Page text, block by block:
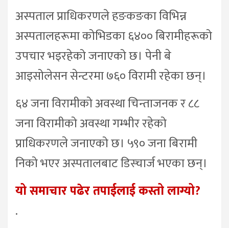
अस्पताल प्राधिकरणले हङकङका विभिन्न
अस्पतालहरूमा कोभिडका ६४०० बिरामीहरूको
उपचार भइरहेको जनाएको छ। पेनी बे
आइसोलेसन सेन्टरमा ७६० विरामी रहेका छन्।
६४ जना विरामीको अवस्था चिन्ताजनक र ८८
जना विरामीको अवस्था गम्भीर रहेको
प्राधिकरणले जनाएको छ। ५९० जना बिरामी
निको भएर अस्पतालबाट डिस्चार्ज भएका छन्।
यो समाचार पढेर तपाईलाई कस्तो लाग्यो?
.